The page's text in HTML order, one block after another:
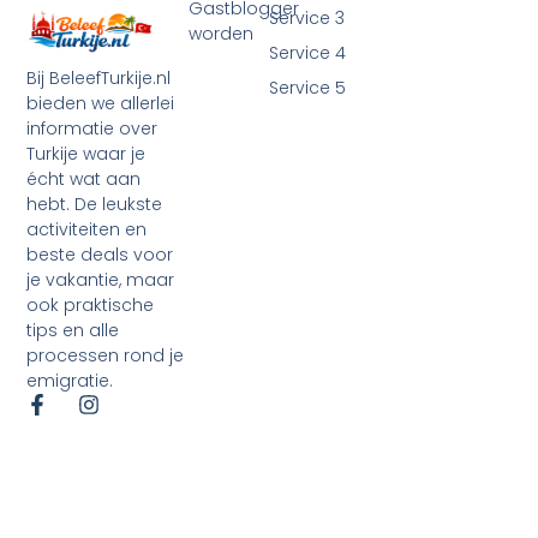
Bij BeleefTurkije.nl
bieden we allerlei
informatie over
Turkije waar je
écht wat aan
hebt. De leukste
activiteiten en
beste deals voor
je vakantie, maar
ook praktische
tips en alle
processen rond je
emigratie.
Service 3
Service 4
Service 5
Gastblogger
worden